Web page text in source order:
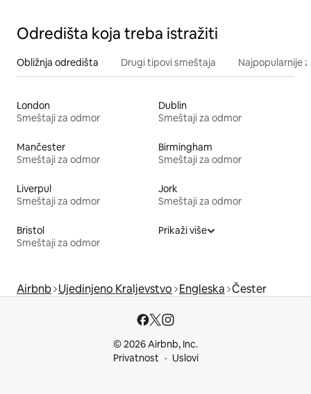
Odredišta koja treba istražiti
Obližnja odredišta Drugi tipovi smeštaja Najpopularnije
London
Smeštaji za odmor
Dublin
Smeštaji za odmor
Mančester
Smeštaji za odmor
Birmingham
Smeštaji za odmor
Liverpul
Smeštaji za odmor
Jork
Smeštaji za odmor
Bristol
Smeštaji za odmor
Prikaži više
Airbnb Ujedinjeno Kraljevstvo Engleska Čester
© 2026 Airbnb, Inc.
Privatnost
Uslovi